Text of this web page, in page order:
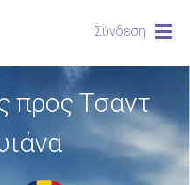
Σύνδεση
προς Τσαντ